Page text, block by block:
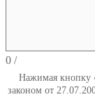
0 /
Нажимая кнопку
законом от